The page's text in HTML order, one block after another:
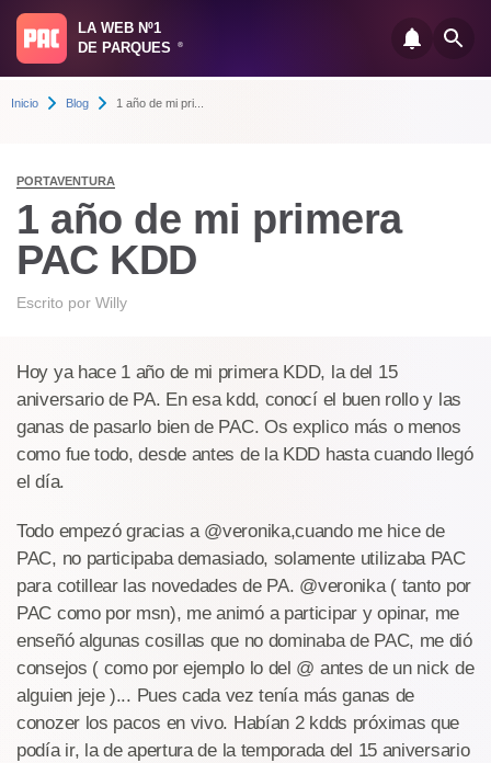
LA WEB Nº1
DE PARQUES
®
Inicio Blog 1 año de mi pri...
PORTAVENTURA
1 año de mi primera
PAC KDD
Escrito por Willy
Hoy ya hace 1 año de mi primera KDD, la del 15
aniversario de PA. En esa kdd, conocí el buen rollo y las
ganas de pasarlo bien de PAC. Os explico más o menos
como fue todo, desde antes de la KDD hasta cuando llegó
el día.
Todo empezó gracias a @veronika,cuando me hice de
PAC, no participaba demasiado, solamente utilizaba PAC
para cotillear las novedades de PA. @veronika ( tanto por
PAC como por msn), me animó a participar y opinar, me
enseñó algunas cosillas que no dominaba de PAC, me dió
consejos ( como por ejemplo lo del @ antes de un nick de
alguien jeje )... Pues cada vez tenía más ganas de
conozer los pacos en vivo. Habían 2 kdds próximas que
podía ir, la de apertura de la temporada del 15 aniversario